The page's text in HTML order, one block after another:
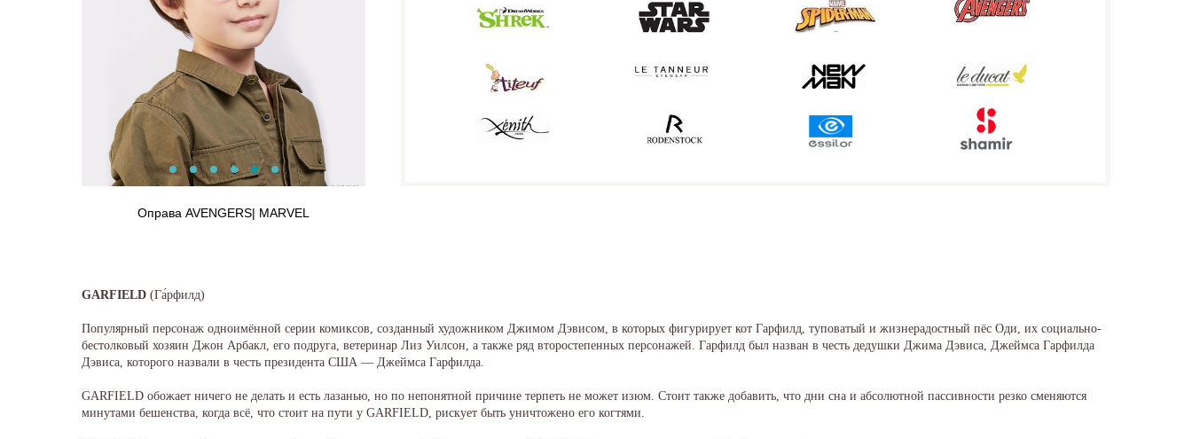
Оправа Elevenparis Boys & Girls
GARFIELD (Га́рфилд)
Популярный персонаж одноимённой серии комиксов, созданный художником Джимом Дэвисом, в которых фигурирует кот Гарфилд, туповатый и жизнерадостный пёс Оди, их социально-
бестолковый хозяин Джон Арбакл, его подруга, ветеринар Лиз Уилсон, а также ряд второстепенных персонажей. Гарфилд был назван в честь дедушки Джима Дэвиса, Джеймса Гарфилда
Дэвиса, которого назвали в честь президента США — Джеймса Гарфилда.
GARFIELD обожает ничего не делать и есть лазанью, но по непонятной причине терпеть не может изюм. Стоит также добавить, что дни сна и абсолютной пассивности резко сменяются
минутами бешенства, когда всё, что стоит на пути у GARFIELD, рискует быть уничтожено его когтями.